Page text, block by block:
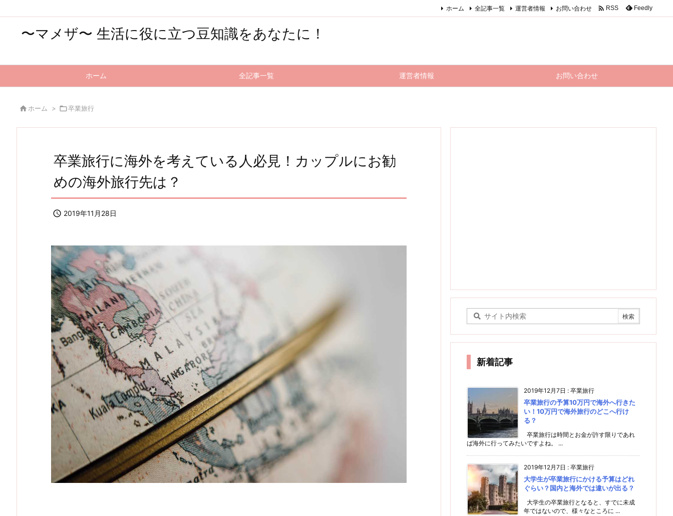
〜マメザ〜 生活に役に立つ豆知識をあなたに！
ホーム 全記事一覧 運営者情報 お問い合わせ
ホーム 全記事一覧 運営者情報 お問い合わせ  RSS Feedly
 ホーム > 卒業旅行
卒業旅行に海外を考えている人必見！カップルにお勧
めの海外旅行先は？
 2019年11月28日
新着記事
2019年12月7日 : 卒業旅行
卒業旅行の予算10万円で海外へ行きた
い！10万円で海外旅行のどこへ行け
る？
卒業旅行は時間とお金が許す限りであれ
ば海外に行ってみたいですよね。 ...
2019年12月7日 : 卒業旅行
大学生が卒業旅行にかける予算はどれ
ぐらい？国内と海外では違いが出る？
大学生の卒業旅行となると、すでに未成
年ではないので、様々なところに ...